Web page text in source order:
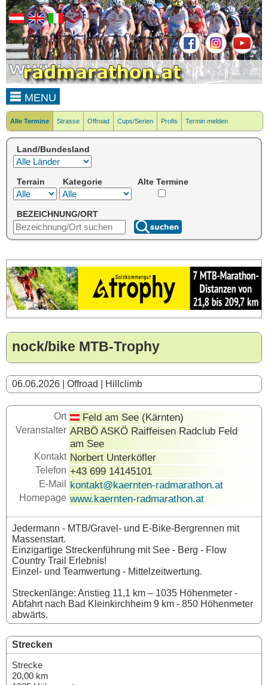
MENU
Alle Termine Strasse Offroad Cups/Serien Profis Termin melden
Land/Bundesland
Terrain Kategorie Alte Termine
BEZEICHNUNG/ORT
nock/bike MTB-Trophy
06.06.2026 | Offroad | Hillclimb
Ort Feld am See (Kärnten)
Veranstalter ARBÖ ASKÖ Raiffeisen Radclub Feld
am See
Kontakt Norbert Unterköfler
Telefon +43 699 14145101
E-Mail kontakt@kaernten-radmarathon.at
Homepage www.kaernten-radmarathon.at
Jedermann - MTB/Gravel- und E-Bike-Bergrennen mit
Massenstart.
Einzigartige Streckenführung mit See - Berg - Flow
Country Trail Erlebnis!
Einzel- und Teamwertung - Mittelzeitwertung.
Streckenlänge: Anstieg 11,1 km – 1035 Höhenmeter -
Abfahrt nach Bad Kleinkirchheim 9 km - 850 Höhenmeter
abwärts.
Strecken
Strecke
20,00 km